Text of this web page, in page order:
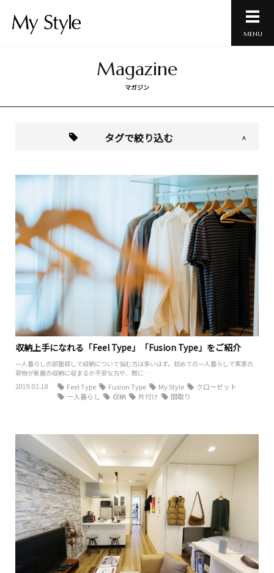
MENU
Magazine
マガジン
タグで絞り込む
収納上手になれる「Feel Type」「Fusion Type」をご紹介
一人暮らしの部屋探しで収納について悩む方は多いはず。初めての一人暮らしで実家の
荷物が新居の収納に収まるか不安な方や、既に…
2019.02.18
Feel Type Fusion Type My Style
クローゼット
一人暮らし
収納 片付け 間取り